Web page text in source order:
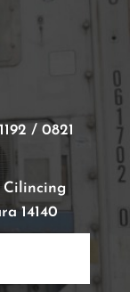
/ 0821
Cilincing
14140